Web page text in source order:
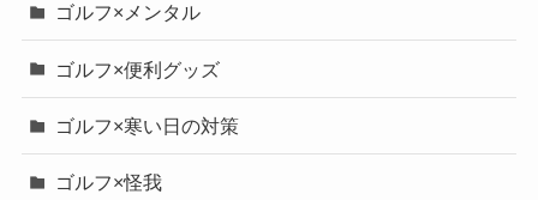
ゴルフ×メンタル
ゴルフ×便利グッズ
ゴルフ×寒い日の対策
ゴルフ×怪我